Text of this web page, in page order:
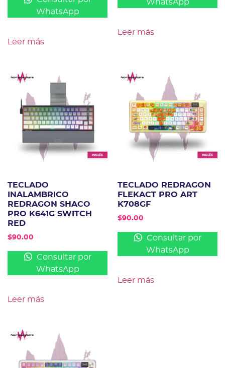
WhatsApp
Leer más
WhatsApp
Leer más
TECLADO
INALAMBRICO
REDRAGON SHACO
PRO K641G SWITCH
RED
$90.00
Consultar por
WhatsApp
Leer más
TECLADO REDRAGON
FLEKACT PRO ART
K708GF
$90.00
Consultar por
WhatsApp
Leer más